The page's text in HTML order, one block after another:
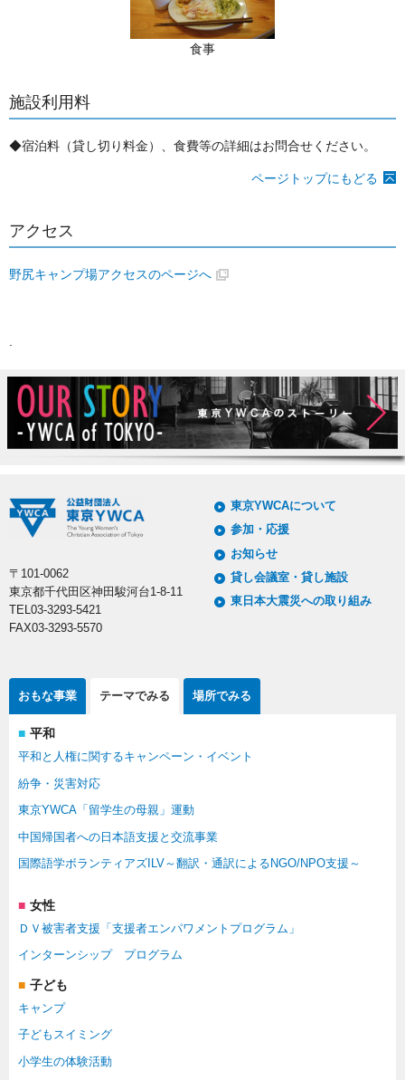
食事
施設利用料
◆宿泊料（貸し切り料金）、食費等の詳細はお問合せください。
ページトップにもどる
アクセス
野尻キャンプ場アクセスのページへ
〒101-0062
東京都千代田区神田駿河台1-8-11
TEL03-3293-5421
FAX03-3293-5570
東京YWCAについて
参加・応援
お知らせ
貸し会議室・貸し施設
東日本大震災への取り組み
おもな事業 テーマでみる 場所でみる
平和
平和と人権に関するキャンペーン・イベント
紛争・災害対応
東京YWCA「留学生の母親」運動
中国帰国者への日本語支援と交流事業
国際語学ボランティアズILV～翻訳・通訳によるNGO/NPO支援～
女性
ＤＶ被害者支援「支援者エンパワメントプログラム」
インターンシップ プログラム
子ども
キャンプ
子どもスイミング
小学生の体験活動